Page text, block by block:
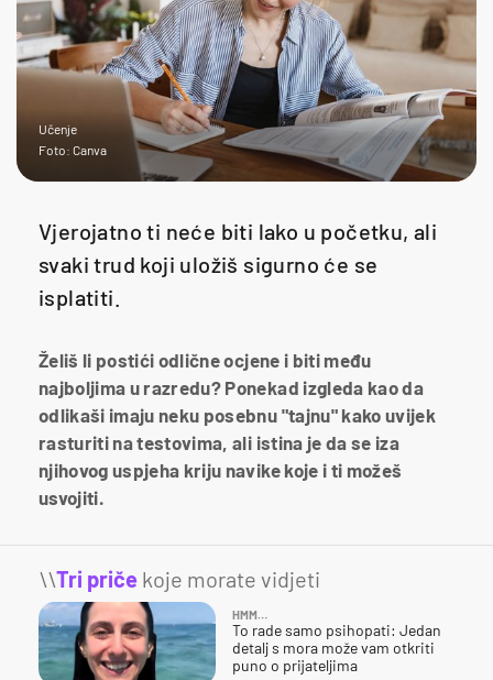
Učenje
Foto: Canva
Vjerojatno ti neće biti lako u početku, ali
svaki trud koji uložiš sigurno će se
isplatiti.
Želiš li postići odlične ocjene i biti među
najboljima u razredu? Ponekad izgleda kao da
odlikaši imaju neku posebnu "tajnu" kako uvijek
rasturiti na testovima, ali istina je da se iza
njihovog uspjeha kriju navike koje i ti možeš
usvojiti.
\\Tri priče koje morate vidjeti
HMM…
To rade samo psihopati: Jedan
detalj s mora može vam otkriti
puno o prijateljima